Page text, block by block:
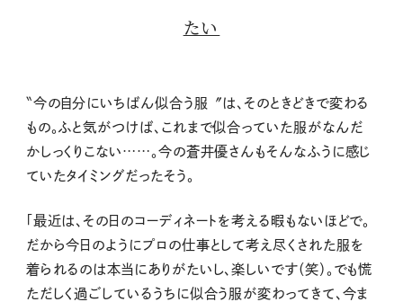
たい
〝今の自分にいちばん似合う服〞は、そのときどきで変わる
もの。ふと気がつけば、これまで似合っていた服がなんだ
かしっくりこない……。今の蒼井優さんもそんなふうに感じ
ていたタイミングだったそう。
「最近は、その日のコーディネートを考える暇もないほどで。
だから今日のようにプロの仕事として考え尽くされた服を
着られるのは本当にありがたいし、楽しいです（笑）。でも慌
ただしく過ごしているうちに似合う服が変わってきて、今ま